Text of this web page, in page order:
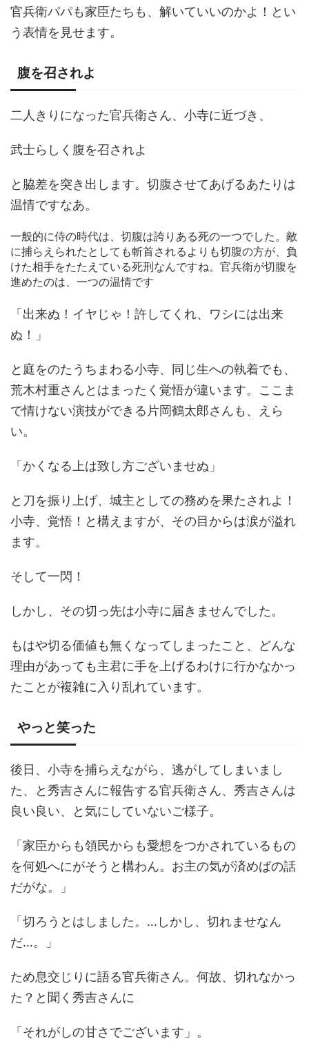
官兵衛パパも家臣たちも、解いていいのかよ！とい
う表情を見せます。
腹を召されよ
二人きりになった官兵衛さん、小寺に近づき、
武士らしく腹を召されよ
と脇差を突き出します。切腹させてあげるあたりは
温情ですなあ。
一般的に侍の時代は、切腹は誇りある死の一つでした。敵
に捕らえられたとしても斬首されるよりも切腹の方が、負
けた相手をたたえている死刑なんですね。官兵衛が切腹を
進めたのは、一つの温情です
「出来ぬ！イヤじゃ！許してくれ、ワシには出来
ぬ！」
と庭をのたうちまわる小寺、同じ生への執着でも、
荒木村重さんとはまったく覚悟が違います。ここま
で情けない演技ができる片岡鶴太郎さんも、えら
い。
「かくなる上は致し方ございませぬ」
と刀を振り上げ、城主としての務めを果たされよ！
小寺、覚悟！と構えますが、その目からは涙が溢れ
ます。
そして一閃！
しかし、その切っ先は小寺に届きませんでした。
もはや切る価値も無くなってしまったこと、どんな
理由があっても主君に手を上げるわけに行かなかっ
たことが複雑に入り乱れています。
やっと笑った
後日、小寺を捕らえながら、逃がしてしまいまし
た、と秀吉さんに報告する官兵衛さん、秀吉さんは
良い良い、と気にしていないご様子。
「家臣からも領民からも愛想をつかされているもの
を何処へにがそうと構わん。お主の気が済めばの話
だがな。」
「切ろうとはしました。…しかし、切れませなん
だ…。」
ため息交じりに語る官兵衛さん。何故、切れなかっ
た？と聞く秀吉さんに
「それがしの甘さでございます」。